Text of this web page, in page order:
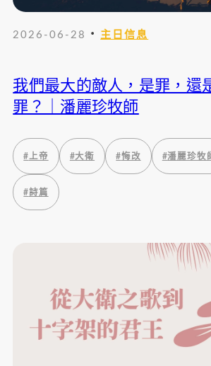
2026-06-28 ・ 主日信息
我們最大的敵人，是罪，還
罪？｜潘麗珍牧師
#上帝 #大衛 #悔改 #潘麗珍牧
#詩篇